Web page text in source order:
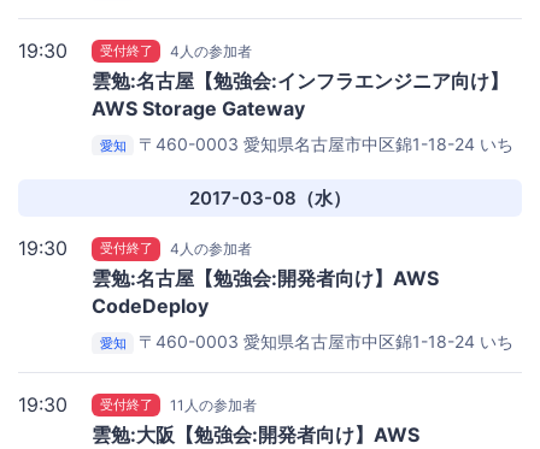
フィス
19:30 受付終了 4人の参加者
雲勉:名古屋【勉強会:インフラエンジニア向け】
AWS Storage Gateway
愛知
〒460-0003 愛知県名古屋市中区錦1-18-24 いち
2017-03-08（水）
19:30 受付終了 4人の参加者
雲勉:名古屋【勉強会:開発者向け】AWS
CodeDeploy
愛知
〒460-0003 愛知県名古屋市中区錦1-18-24 いち
19:30 受付終了 11人の参加者
雲勉:大阪【勉強会:開発者向け】AWS